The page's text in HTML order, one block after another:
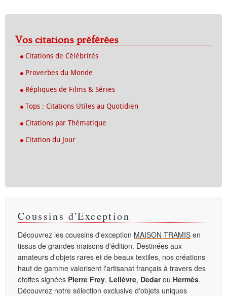
Vos citations préférées
Citations de Célébrités
Proverbes du Monde
Répliques de Films & Séries
Tops : Citations Utiles au Quotidien
Citations par Thématique
Citation du Jour
Coussins d'Exception
Découvrez les coussins d'exception MAISON TRAMIS en
tissus de grandes maisons d'édition. Destinées aux
amateurs d'objets rares et de beaux textiles, nos créations
haut de gamme valorisent l'artisanat français à travers des
étoffes signées Pierre Frey, Lelièvre, Dedarou Hermès.
Découvrez notre sélection exclusive d'objets uniques